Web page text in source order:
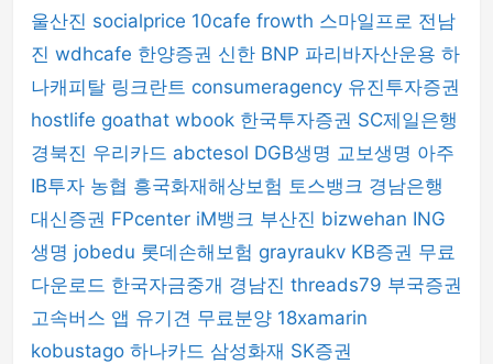
울산진 socialprice 10cafe frowth 스마일프로 전남
진 wdhcafe 한양증권 신한 BNP 파리바자산운용 하
나캐피탈 링크란트 consumeragency 유진투자증권
hostlife goathat wbook 한국투자증권 SC제일은행
경북진 우리카드 abctesol DGB생명 교보생명 아주
IB투자 농협 흥국화재해상보험 토스뱅크 경남은행
대신증권 FPcenter iM뱅크 부산진 bizwehan ING
생명 jobedu 롯데손해보험 grayraukv KB증권 무료
다운로드 한국자금중개 경남진 threads79 부국증권
고속버스 앱 유기견 무료분양 18xamarin
kobustago 하나카드 삼성화재 SK증권